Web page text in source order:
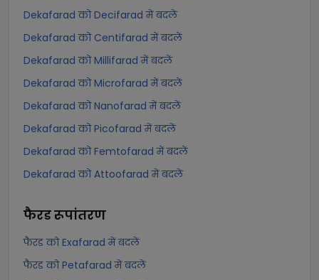
Dekafarad को Decifarad में बदलें
Dekafarad को Centifarad में बदलें
Dekafarad को Millifarad में बदलें
Dekafarad को Microfarad में बदलें
Dekafarad को Nanofarad में बदलें
Dekafarad को Picofarad में बदलें
Dekafarad को Femtofarad में बदलें
Dekafarad को Attoofarad में बदलें
फैरडरूपांतरण
फैरड को Exafarad में बदलें
फैरड को Petafarad में बदलें